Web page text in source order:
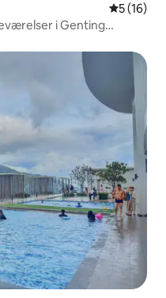
5 ud af 5 i
5 (16)
i Genting